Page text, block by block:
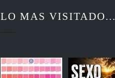
LO MAS VISITADO...